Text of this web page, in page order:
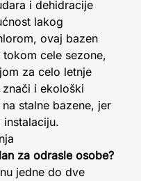
i dehidracije
lakog
ovaj bazen
cele sezone,
za celo letnje
i ekološki
stalne bazene, jer
za odrasle osobe?
jedne do dve